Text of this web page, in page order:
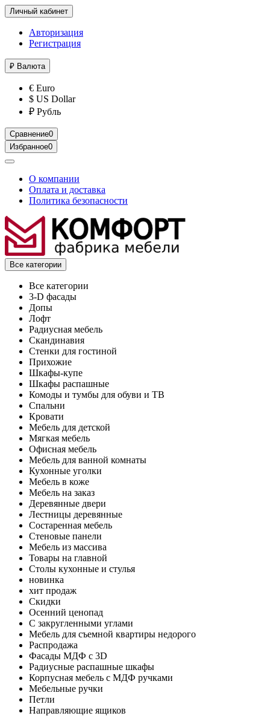
Личный кабинет
Авторизация
Регистрация
₽ Валюта
€ Euro
$ US Dollar
₽ Рубль
Сравнение0
Избранное0
О компании
Оплата и доставка
Политика безопасности
Все категории
Все категории
3-D фасады
Допы
Лофт
Радиусная мебель
Скандинавия
Стенки для гостиной
Прихожие
Шкафы-купе
Шкафы распашные
Комоды и тумбы для обуви и ТВ
Спальни
Кровати
Мебель для детской
Мягкая мебель
Офисная мебель
Мебель для ванной комнаты
Кухонные уголки
Мебель в коже
Мебель на заказ
Деревянные двери
Лестницы деревянные
Состаренная мебель
Стеновые панели
Мебель из массива
Товары на главной
Столы кухонные и стулья
новинка
хит продаж
Скидки
Осенний ценопад
С закругленными углами
Мебель для съемной квартиры недорого
Распродажа
Фасады МДФ с 3D
Радиусные распашные шкафы
Корпусная мебель с МДФ ручками
Мебельные ручки
Петли
Направляющие ящиков